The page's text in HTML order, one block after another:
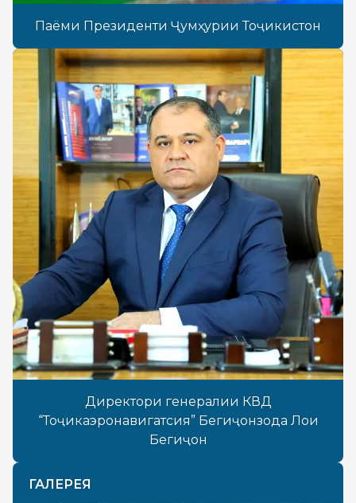
Паёми Президенти Ҷумҳурии Тоҷикистон
Директори генералии КВД
“Тоҷикаэронавигатсия” Бегиҷонзода Лоиқ
Бегиҷон
ГАЛЕРЕЯ